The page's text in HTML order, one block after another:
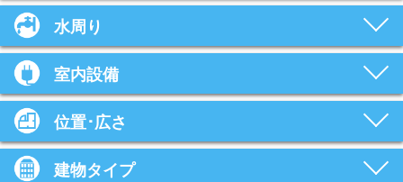
水周り
室内設備
位置･広さ
建物タイプ